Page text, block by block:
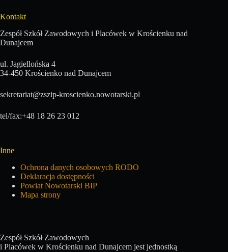
Kontakt
Zespół Szkół Zawodowych i Placówek w Krościenku nad
Dunajcem
ul. Jagiellońska 4
34-450 Krościenko nad Dunajcem
sekretariat@zszip-kroscienko.nowotarski.pl
tel/fax:+48 18 26 23 012
Inne
Ochrona danych osobowych RODO
Deklaracja dostępności
Powiat Nowotarski BIP
Mapa strony
Zespół Szkół Zawodowych
i Placówek w Krościenku nad Dunajcem jest jednostką